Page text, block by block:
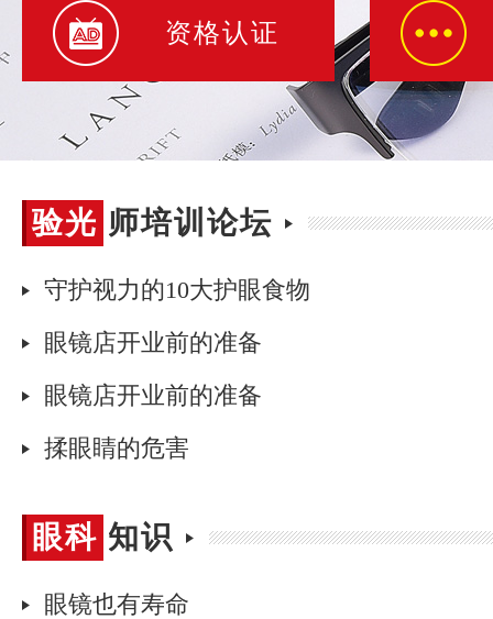
资格认证
验光
师培
坛
验光师培训论坛
守护视力的10大护眼食物
眼镜店开业前的准备
眼镜店开业前的准备
揉眼睛的危害
眼科
眼科知识
眼镜也有寿命